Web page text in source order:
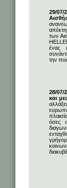
29/
των
ένας
την
28/07/
και
όσες